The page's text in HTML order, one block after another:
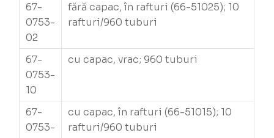
67-
0753-
02
fără capac, în rafturi (66-51025); 10
rafturi/960 tuburi
67-
0753-
10
cu capac, vrac; 960 tuburi
67-
0753-
cu capac, în rafturi (66-51015); 10
rafturi/960 tuburi